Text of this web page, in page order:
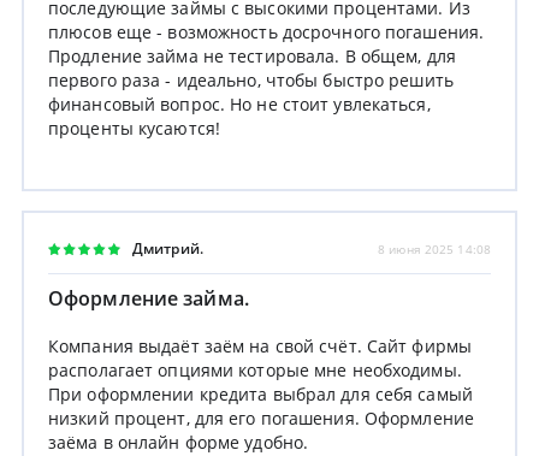
последующие займы с высокими процентами. Из
плюсов еще - возможность досрочного погашения.
Продление займа не тестировала. В общем, для
первого раза - идеально, чтобы быстро решить
финансовый вопрос. Но не стоит увлекаться,
проценты кусаются!
Дмитрий. 8 июня 2025 14:08
Оформление займа.
Компания выдаёт заём на свой счёт. Сайт фирмы
располагает опциями которые мне необходимы.
При оформлении кредита выбрал для себя самый
низкий процент, для его погашения. Оформление
заёма в онлайн форме удобно.